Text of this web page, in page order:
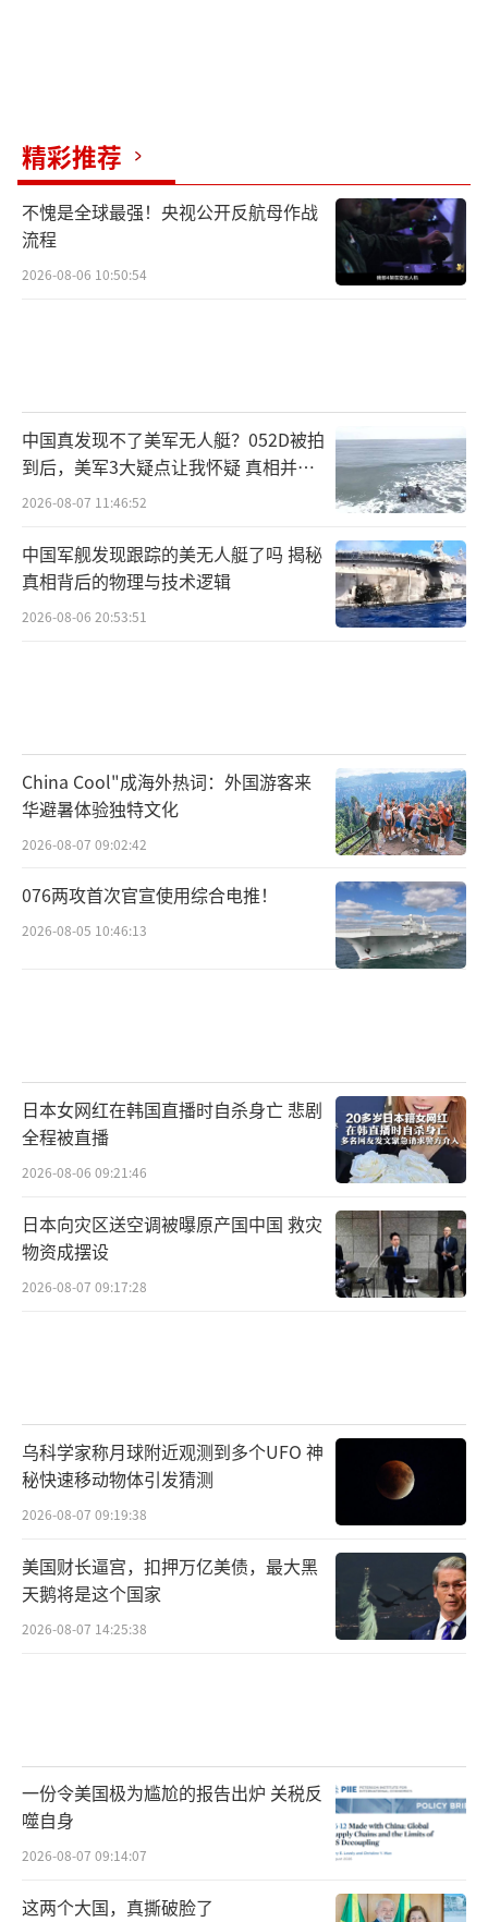
精彩推荐
不愧是全球最强！央视公开反航母作战
流程
2026-08-06 10:50:54
中国真发现不了美军无人艇？052D被拍
到后，美军3大疑点让我怀疑 真相并非
如此
2026-08-07 11:46:52
中国军舰发现跟踪的美无人艇了吗 揭秘
真相背后的物理与技术逻辑
2026-08-06 20:53:51
China Cool"成海外热词：外国游客来
华避暑体验独特文化
2026-08-07 09:02:42
076两攻首次官宣使用综合电推！
2026-08-05 10:46:13
日本女网红在韩国直播时自杀身亡 悲剧
全程被直播
2026-08-06 09:21:46
日本向灾区送空调被曝原产国中国 救灾
物资成摆设
2026-08-07 09:17:28
乌科学家称月球附近观测到多个UFO 神
秘快速移动物体引发猜测
2026-08-07 09:19:38
美国财长逼宫，扣押万亿美债，最大黑
天鹅将是这个国家
2026-08-07 14:25:38
一份令美国极为尴尬的报告出炉 关税反
噬自身
2026-08-07 09:14:07
这两个大国，真撕破脸了